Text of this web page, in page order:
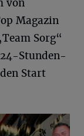
von
Magazin
Sorg“
Stunden-
Start